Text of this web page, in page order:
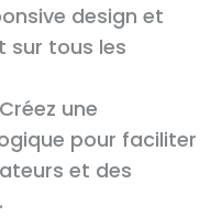
design et
sur tous les
une
pour faciliter
et des